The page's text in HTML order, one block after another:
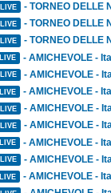
LIVE - TORNEO DELLE
LIVE - TORNEO DELLE
LIVE - TORNEO DELLE
LIVE - AMICHEVOLE -
LIVE - AMICHEVOLE -
LIVE - AMICHEVOLE -
LIVE - AMICHEVOLE -
LIVE - AMICHEVOLE -
LIVE - AMICHEVOLE -
LIVE - AMICHEVOLE -
LIVE - AMICHEVOLE -